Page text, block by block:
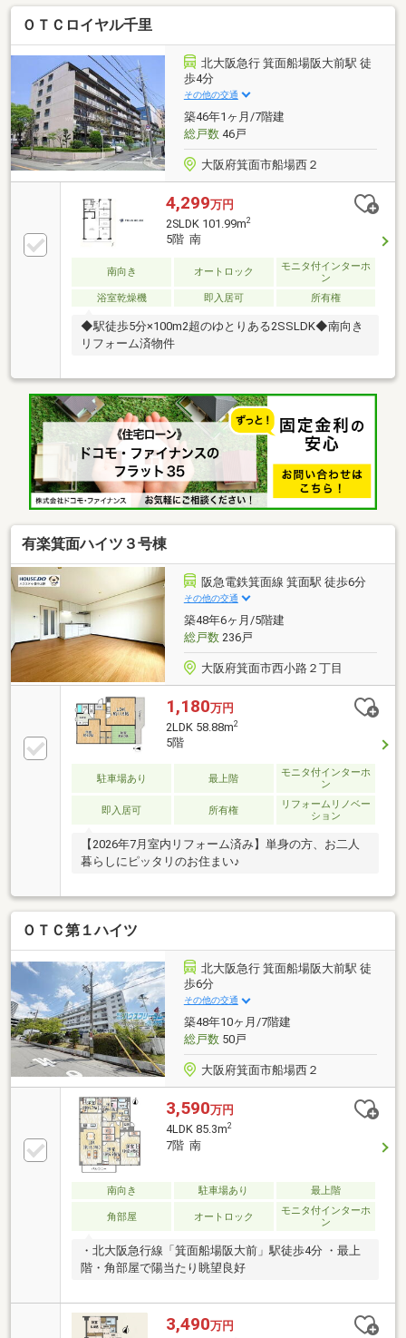
ＯＴＣロイヤル千里
北大阪急行 箕面船場阪大前駅 徒
歩4分
その他の交通
築46年1ヶ月/7階建
総戸数46戸
大阪府箕面市船場西２
4,299万円
2SLDK 101.99m2
5階 南
南向き オートロック
モニタ付インターホ
ン
浴室乾燥機
即入居可 所有権
◆駅徒歩5分×100m2超のゆとりある2SSLDK◆南向き
リフォーム済物件
有楽箕面ハイツ３号棟
阪急電鉄箕面線 箕面駅 徒歩6分
その他の交通
築48年6ヶ月/5階建
総戸数236戸
大阪府箕面市西小路２丁目
1,180万円
2LDK 58.88m2
5階
駐車場あり 最上階
モニタ付インターホ
ン
即入居可 所有権
リフォームリノベー
ション
【2026年7月室内リフォーム済み】単身の方、お二人
暮らしにピッタリのお住まい♪
ＯＴＣ第１ハイツ
北大阪急行 箕面船場阪大前駅 徒
歩6分
その他の交通
築48年10ヶ月/7階建
総戸数50戸
大阪府箕面市船場西２
3,590万円
4LDK 85.3m2
7階 南
南向き 駐車場あり 最上階
角部屋 オートロック
モニタ付インターホ
ン
・北大阪急行線「箕面船場阪大前」駅徒歩4分 ・最上
階・角部屋で陽当たり眺望良好
3,490万円